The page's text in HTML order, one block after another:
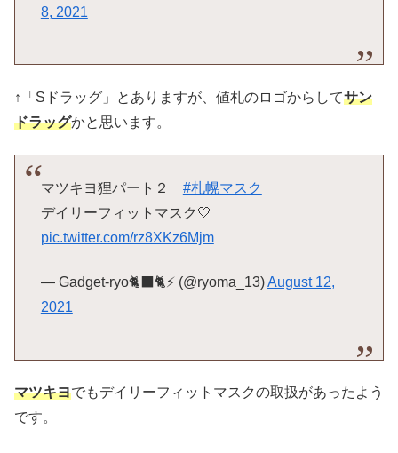
8, 2021
↑「Sドラッグ」とありますが、値札のロゴからしてサン
ドラッグかと思います。
マツキヨ狸パート２ #札幌マスク
デイリーフィットマスク🤍
pic.twitter.com/rz8XKz6Mjm
— Gadget-ryo🐈‍⬛🐈⚡ (@ryoma_13)August 12,
2021
マツキヨでもデイリーフィットマスクの取扱があったよう
です。